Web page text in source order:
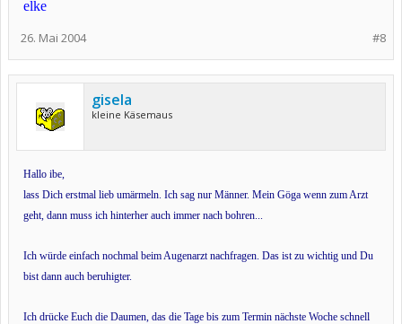
elke
#8
26. Mai 2004
gisela
kleine Käsemaus
Hallo ibe,
lass Dich erstmal lieb umärmeln. Ich sag nur Männer. Mein Göga wenn zum Arzt
geht, dann muss ich hinterher auch immer nach bohren...
Ich würde einfach nochmal beim Augenarzt nachfragen. Das ist zu wichtig und Du
bist dann auch beruhigter.
Ich drücke Euch die Daumen, das die Tage bis zum Termin nächste Woche schnell